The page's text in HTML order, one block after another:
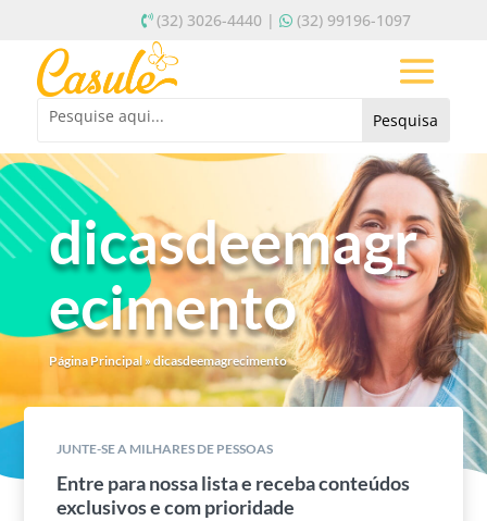
(32) 3026-4440 | (32) 99196-1097
dicasdeemagr
ecimento
Página Principal» dicasdeemagrecimento
JUNTE-SE A MILHARES DE PESSOAS
Entre para nossa lista e receba conteúdos
exclusivos e com prioridade